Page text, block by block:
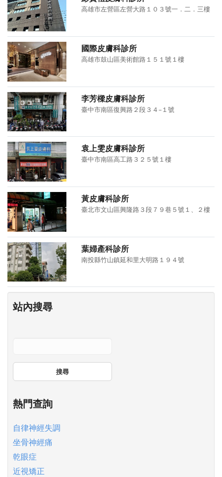
高雄市左營區左營大路１０３號一．二．三樓
國際皮膚科診所
高雄市鼓山區美術館路１５１號１樓
李芳樑皮膚科診所
臺中市南區復興路２段３４–１號
袁上雯皮膚科診所
臺中市南區高工路３２５號１樓
黃皮膚科診所
臺北市文山區興隆路３段７９巷５號１、２樓
葉婦產科診所
南投縣竹山鎮延和里大明路１９４號
站內搜尋
搜尋
熱門查詢
自律神經失調
坐骨神經痛
乾眼症
近視矯正